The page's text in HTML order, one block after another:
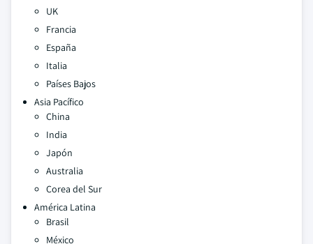
UK
Francia
España
Italia
Países Bajos
Asia Pacífico
China
India
Japón
Australia
Corea del Sur
América Latina
Brasil
México